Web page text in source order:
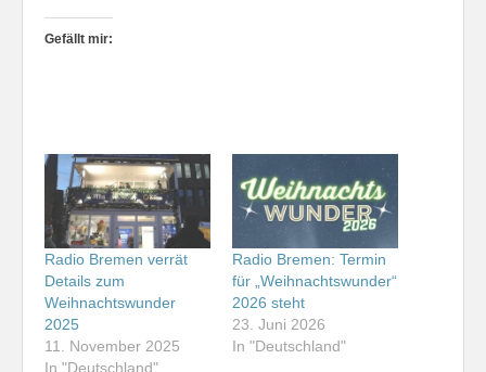
Gefällt mir:
Radio Bremen verrät
Details zum
Weihnachtswunder
2025
11. November 2025
In "Deutschland"
Radio Bremen: Termin
für „Weihnachtswunder“
2026 steht
23. Juni 2026
In "Deutschland"